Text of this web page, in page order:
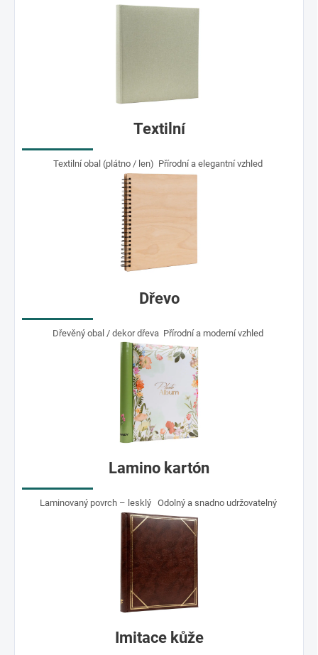
Textilní
Textilní obal (plátno / len) Přírodní a elegantní vzhled
Dřevo
Dřevěný obal / dekor dřeva Přírodní a moderní vzhled
Lamino kartón
Laminovaný povrch – lesklý Odolný a snadno udržovatelný
Imitace kůže